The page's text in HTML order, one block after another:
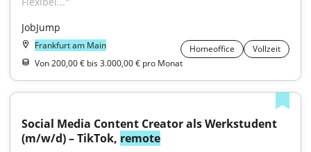
JobJump
Frankfurt am Main Homeoffice
Vollzeit
Von 200,00 € bis 3.000,00 € pro Monat
Social Media Content Creator als Werkstudent
(m/w/d) – TikTok, remote